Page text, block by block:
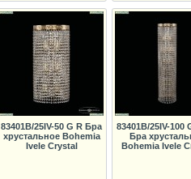
83401B/25IV-50 G R Бра
хрустальное Bohemia
Ivele Crystal
83401B/25IV-100
Бра
Bohemia Ivele